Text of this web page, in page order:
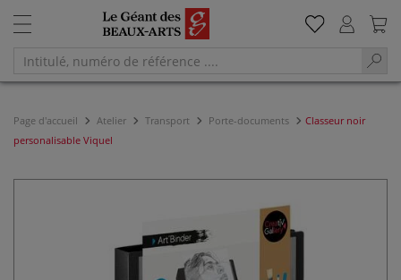
Page d'accueil Atelier Transport Porte-documents
Classeur noir
personalisable Viquel